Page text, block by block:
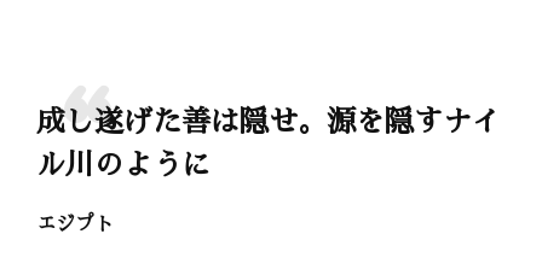
成し遂げた善は隠せ。源を隠すナイ
ル川のように
エジプト